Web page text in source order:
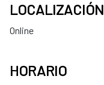
LOCALIZACIÓN
Online
HORARIO